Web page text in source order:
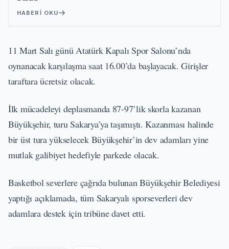
HABERI OKU
11 Mart Salı günü Atatürk Kapalı Spor Salonu’nda
oynanacak karşılaşma saat 16.00’da başlayacak. Girişler
taraftara ücretsiz olacak.
İlk mücadeleyi deplasmanda 87-97’lik skorla kazanan
Büyükşehir, turu Sakarya’ya taşımıştı. Kazanması halinde
bir üst tura yükselecek Büyükşehir’in dev adamları yine
mutlak galibiyet hedefiyle parkede olacak.
Basketbol severlere çağrıda bulunan Büyükşehir Belediyesi
yaptığı açıklamada, tüm Sakaryalı sporseverleri dev
adamlara destek için tribüne davet etti.